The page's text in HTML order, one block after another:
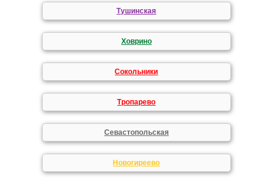
Тушинская
Ховрино
Сокольники
Тропарево
Севастопольская
Новогиреево